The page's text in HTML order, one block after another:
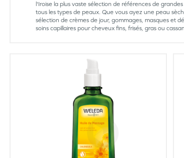
l'Iroise la plus vaste sélection de références de
tous les types de peaux. Que vous ayez une peau
sélection de crèmes de jour, gommages, masques et
soins capillaires pour cheveux fins, frisés, gras ou